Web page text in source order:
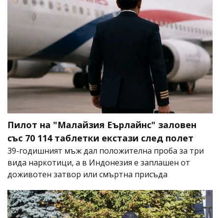
Пилот на "Малайзия Еърлайнс" заловен
със 70 114 таблетки екстази след полет
39-годишният мъж дал положителна проба за три
вида наркотици, а в Индонезия е заплашен от
доживотен затвор или смъртна присъда